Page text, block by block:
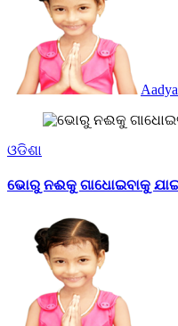
ଓଡିଶା
ଭୋରୁ ନଈକୁ ଗାଧୋଇବାକୁ